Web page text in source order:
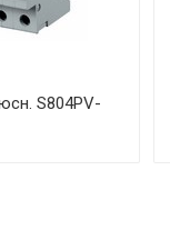
S804PV-